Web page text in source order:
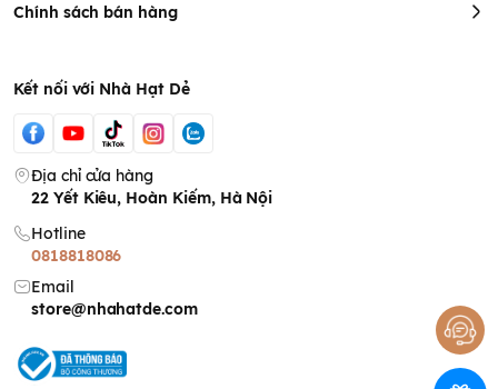
Chính sách bán hàng
Kết nối với Nhà Hạt Dẻ
Địa chỉ cửa hàng
22 Yết Kiêu, Hoàn Kiếm, Hà Nội
Hotline
0818818086
Email
store@nhahatde.com